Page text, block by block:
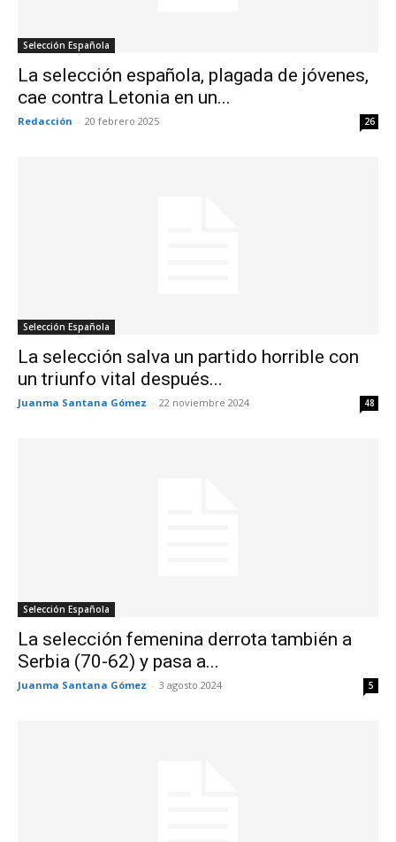
Selección Española
La selección española, plagada de jóvenes,
cae contra Letonia en un...
Redacción - 20 febrero 2025 26
Selección Española
La selección salva un partido horrible con
un triunfo vital después...
Juanma Santana Gómez - 22 noviembre 2024 48
Selección Española
La selección femenina derrota también a
Serbia (70-62) y pasa a...
Juanma Santana Gómez - 3 agosto 2024 5